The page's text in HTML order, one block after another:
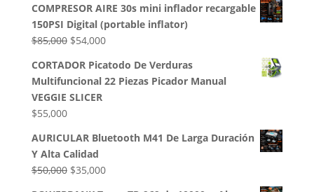
original
era:
$50,000.
actual
es:
$35,000.
COMPRESOR AIRE 30s mini inflador recargable
150PSI Digital (portable inflator)
$85,000 El
original
era:
$85,000.
$54,000El
actual
es:
CORTADOR Picatodo De Verduras
Multifuncional 22 Piezas Picador Manual
VEGGIE SLICER
$55,000
AURICULAR Bluetooth M41 De Larga Duración
Y Alta Calidad
$50,000 El
$35,000El